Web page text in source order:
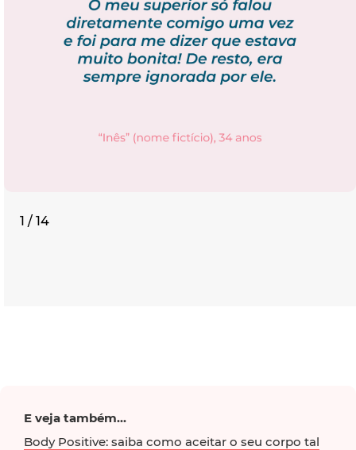
1 / 14
E veja também...
Body Positive: saiba como aceitar o seu corpo tal